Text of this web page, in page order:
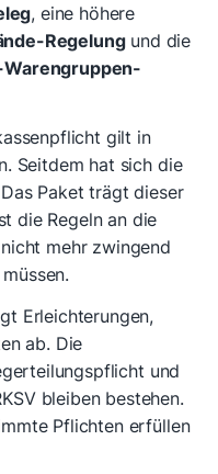
, eine höhere
Regelungund die
Warengruppen-
gilt in
Seitdem hat sich die
Paket trägt dieser
die Regeln an die
mehr zwingend
Erleichterungen,
ab. Die
und
bleiben bestehen.
Pflichten erfüllen